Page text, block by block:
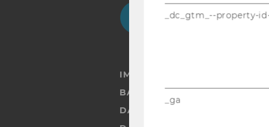
FacebookInstagram
Blog
IMPRESSUM
DATENSCHUTZERKLÄRUNG
_dc_gtm_--property-
_ga